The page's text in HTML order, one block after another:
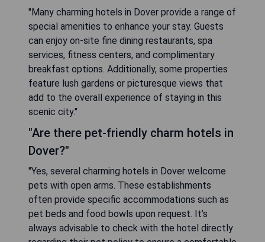
"Many charming hotels in Dover provide a range of
special amenities to enhance your stay. Guests
can enjoy on-site fine dining restaurants, spa
services, fitness centers, and complimentary
breakfast options. Additionally, some properties
feature lush gardens or picturesque views that
add to the overall experience of staying in this
scenic city."
"Are there pet-friendly charm hotels in
Dover?"
"Yes, several charming hotels in Dover welcome
pets with open arms. These establishments
often provide specific accommodations such as
pet beds and food bowls upon request. It’s
always advisable to check with the hotel directly